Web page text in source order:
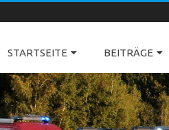
STARTSEITE BEITRÄGE